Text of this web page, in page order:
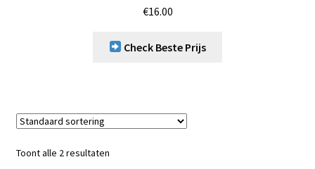
€16.00
Check Beste Prijs
Toont alle 2 resultaten